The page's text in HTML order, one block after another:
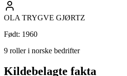
OLA TRYGVE GJØRTZ
Født: 1960
9 roller i norske bedrifter
Kildebelagte fakta